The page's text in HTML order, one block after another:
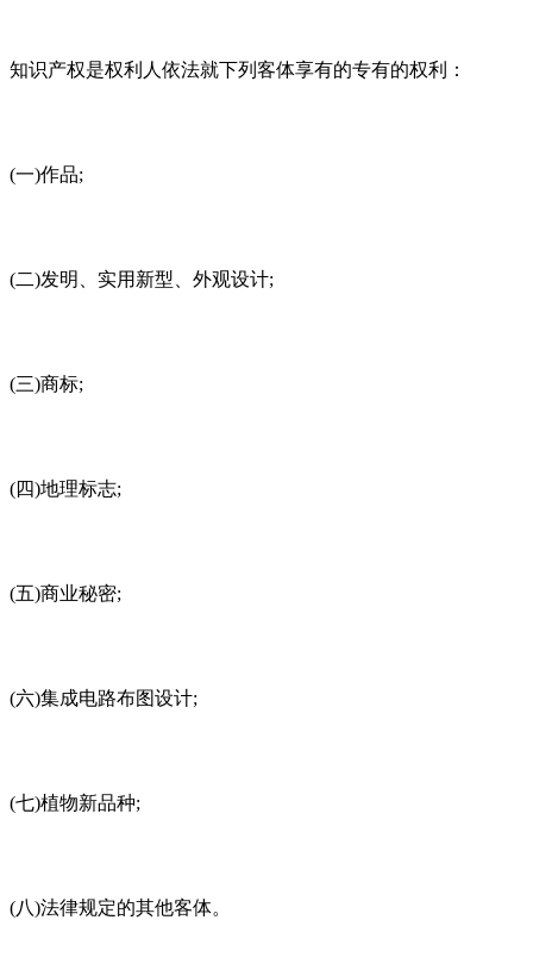
知识产权是权利人依法就下列客体享有的专有的权利：
(一)作品;
(二)发明、实用新型、外观设计;
(三)商标;
(四)地理标志;
(五)商业秘密;
(六)集成电路布图设计;
(七)植物新品种;
(八)法律规定的其他客体。